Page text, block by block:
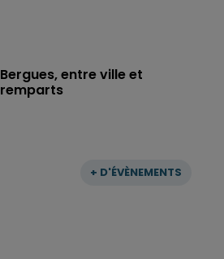
+ D'ÉVÈNEMENTS
Bergues, entre ville et
remparts